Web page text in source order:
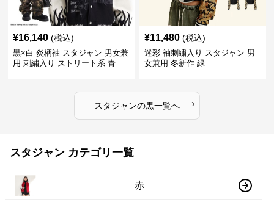
¥16,140 (税込)
黒×白 炎柄袖 スタジャン 男女兼
用 刺繍入り ストリート系 青
¥11,480 (税込)
迷彩 袖刺繍入り スタジャン 男
女兼用 冬新作 緑
スタジャンの黒一覧へ ›
スタジャン カテゴリ一覧
赤